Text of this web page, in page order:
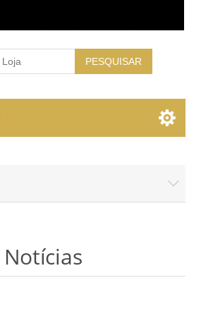
PESQUISAR
Notícias